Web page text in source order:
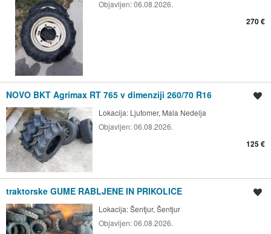
Objavljen:06.08.2026.
270 €
NOVO BKT Agrimax RT 765 v dimenziji 260/70 R16
Lokacija: Ljutomer, Mala Nedelja
Objavljen:06.08.2026.
125 €
traktorske GUME RABLJENE IN PRIKOLICE
Lokacija:Šentjur, Šentjur
Objavljen:06.08.2026.